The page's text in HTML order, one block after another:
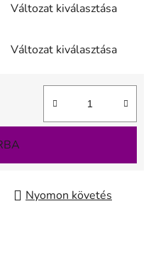
Változat kiválasztása
Változat kiválasztása
Nyomon követés